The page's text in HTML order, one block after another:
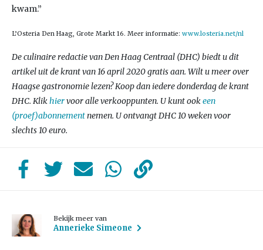
kwam.”
L’Osteria Den Haag, Grote Markt 16. Meer informatie: www.losteria.net/nl
De culinaire redactie van Den Haag Centraal (DHC) biedt u dit
artikel uit de krant van 16 april 2020 gratis aan. Wilt u meer over
Haagse gastronomie lezen? Koop dan iedere donderdag de krant
DHC. Klikhiervoor alle verkooppunten. U kunt ookeen
(proef)abonnementnemen. U ontvangt DHC 10 weken voor
slechts 10 euro.
Bekijk meer van
Annerieke Simeone